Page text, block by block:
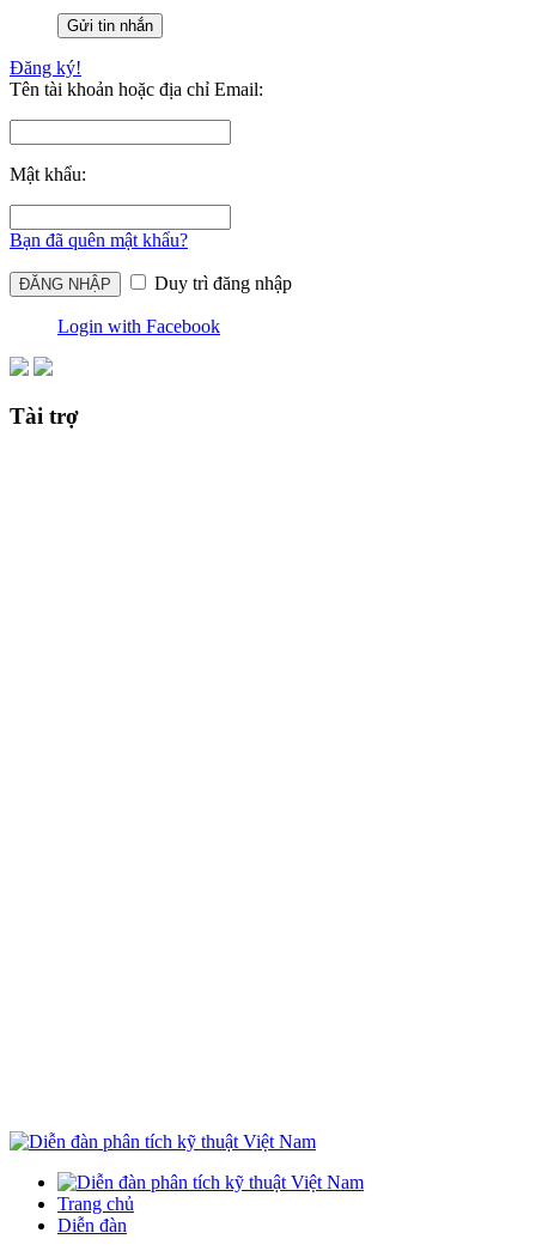
Đăng ký!
Tên tài khoản hoặc địa chỉ Email:
Mật khẩu:
Bạn đã quên mật khẩu?
Duy trì đăng nhập
Login with Facebook
Tài trợ
Trang chủ
Diễn đàn